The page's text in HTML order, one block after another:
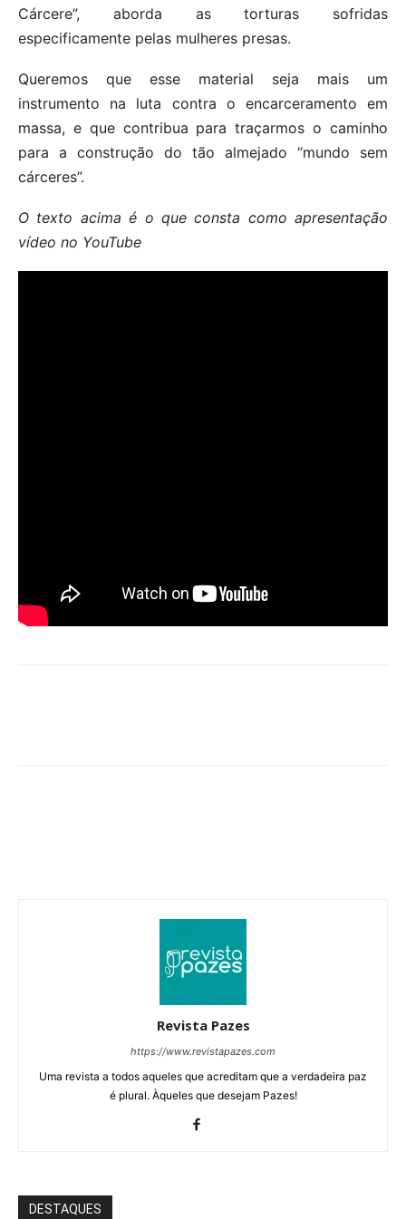
Cárcere”, aborda as torturas sofridas
especificamente pelas mulheres presas.
Queremos que esse material seja mais um
instrumento na luta contra o encarceramento em
massa, e que contribua para traçarmos o caminho
para a construção do tão almejado “mundo sem
cárceres”.
O texto acima é o que consta como apresentação
vídeo no YouTube
Revista Pazes
https://www.revistapazes.com
Uma revista a todos aqueles que acreditam que a verdadeira paz
é plural. Àqueles que desejam Pazes!
DESTAQUES